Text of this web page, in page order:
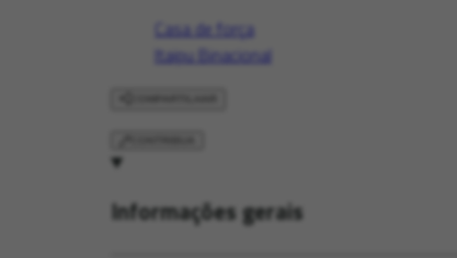
Casa de força
Itaipu Binacional
Informações gerais